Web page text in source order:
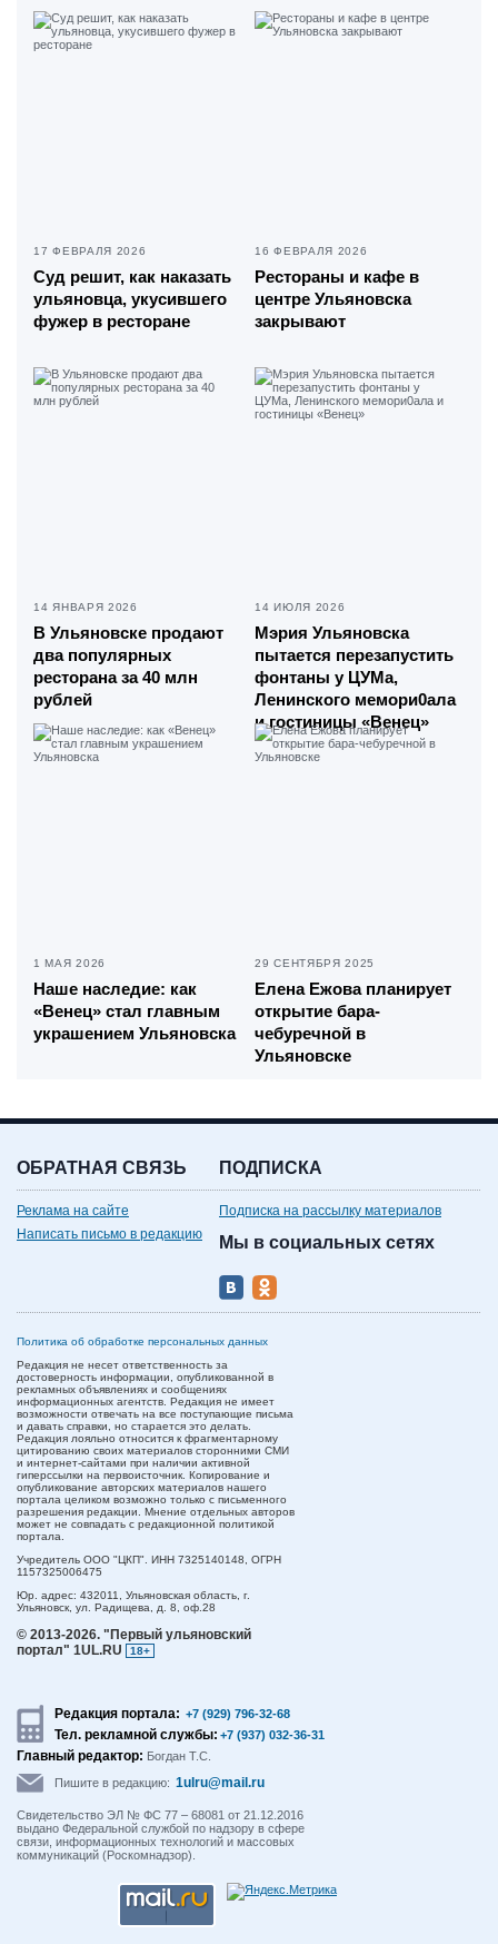
17 ФЕВРАЛЯ 2026
Суд решит, как наказать
ульяновца, укусившего
фужер в ресторане
16 ФЕВРАЛЯ 2026
Рестораны и кафе в
центре Ульяновска
закрывают
14 ЯНВАРЯ 2026
В Ульяновске продают
два популярных
ресторана за 40 млн
рублей
14 ИЮЛЯ 2026
Мэрия Ульяновска
пытается перезапустить
фонтаны у ЦУМа,
Ленинского мемори0ала
и гостиницы «Венец»
1 МАЯ 2026
Наше наследие: как
«Венец» стал главным
украшением Ульяновска
29 СЕНТЯБРЯ 2025
Елена Ежова планирует
открытие бара-
чебуречной в
Ульяновске
ОБРАТНАЯ СВЯЗЬ
Реклама на сайте
Написать письмо в редакцию
ПОДПИСКА
Подписка на рассылку материалов
Мы в социальных сетях
Политика об обработке персональных данных
Редакция не несет ответственность за
достоверность информации, опубликованной в
рекламных объявлениях и сообщениях
информационных агентств. Редакция не имеет
возможности отвечать на все поступающие письма
и давать справки, но старается это делать.
Редакция лояльно относится к фрагментарному
цитированию своих материалов сторонними СМИ
и интернет-сайтами при наличии активной
гиперссылки на первоисточник. Копирование и
опубликование авторских материалов нашего
портала целиком возможно только с письменного
разрешения редакции. Мнение отдельных авторов
может не совпадать с редакционной политикой
портала.
Учредитель ООО "ЦКП". ИНН 7325140148, ОГРН
1157325006475
Юр. адрес: 432011, Ульяновская область, г.
Ульяновск, ул. Радищева, д. 8, оф.28
© 2013-2026. "Первый ульяновский
портал" 1UL.RU
18+
Редакция портала: +7 (929) 796-32-68
Тел. рекламной службы: +7 (937) 032-36-31
Главный редактор: Богдан Т.С.
Пишите в редакцию: 1ulru@mail.ru
Свидетельство ЭЛ № ФС 77 – 68081 от 21.12.2016
выдано Федеральной службой по надзору в сфере
связи, информационных технологий и массовых
коммуникаций (Роскомнадзор).